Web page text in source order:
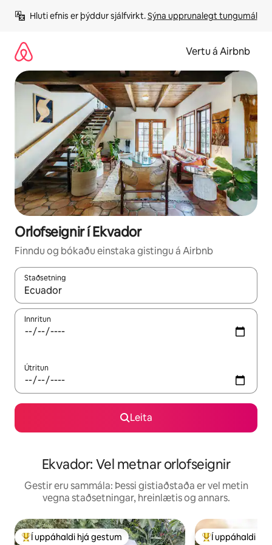
beint
Hluti efnis er þýddur sjálfvirkt. Sýna upprunalegt tungumál
Vertu á Airbnb
Orlofseignir í Ekvador
Finndu og bókaðu einstaka gistingu á Airbnb
Staðsetning
Þegar niðurstöður liggja fyrir skaltu nota upp og niður
Innritun
Útritun
Leita
Ekvador: Vel metnar orlofseignir
Gestir eru sammála: Þessi gistiaðstaða er vel metin
vegna staðsetningar, hreinlætis og annars.
Í mestu uppáhaldi hjá gestum
Í uppáhaldi hjá gestum Í mestu
Í uppáhaldi